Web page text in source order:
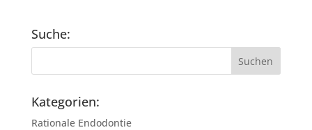
Suche:
Kategorien:
Rationale Endodontie